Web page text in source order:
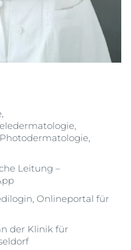
Leitung –
Onlineportal für
der Klinik für